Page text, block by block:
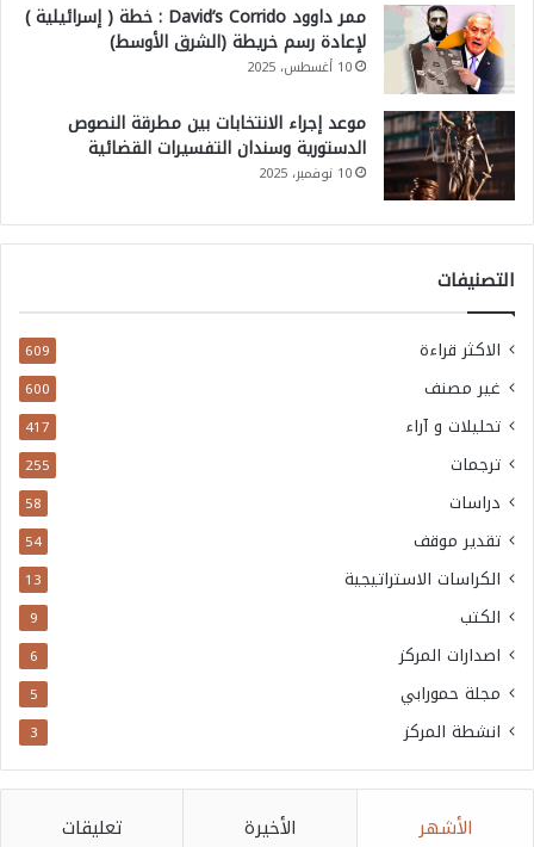
ممر داوود David’s Corrido : خطة ( إسرائيلية )
لإعادة رسم خريطة (الشرق الأوسط)
10 أغسطس، 2025
موعد إجراء الانتخابات بين مطرقة النصوص
الدستورية وسندان التفسيرات القضائية
10 نوفمبر، 2025
التصنيفات
الاكثر قراءة 609
غير مصنف 600
تحليلات و آراء 417
ترجمات 255
دراسات 58
تقدير موقف 54
الكراسات الاستراتيجية 13
الكتب 9
اصدارات المركز 6
مجلة حمورابي 5
انشطة المركز 3
الأشهر الأخيرة تعليقات